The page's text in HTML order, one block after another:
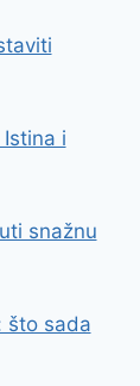
i
snažnu
što sada